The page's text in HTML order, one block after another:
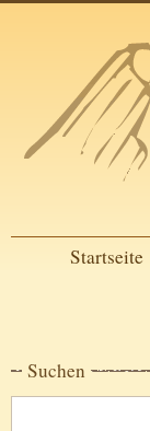
Startseite
Suchen